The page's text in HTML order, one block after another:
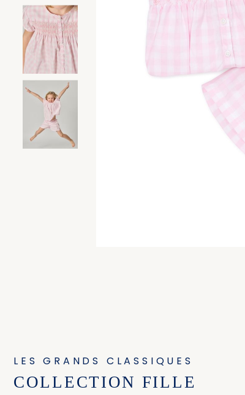
LES GRANDS CLASSIQUES
COLLECTION FILLE